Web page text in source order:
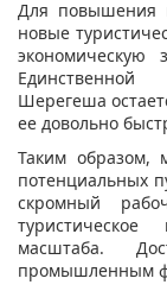
Для повышения
новые
Единственной
Шерегеша
ее довольно
Таким образом,
потенциальных
скромный
масштаба.
промышленным